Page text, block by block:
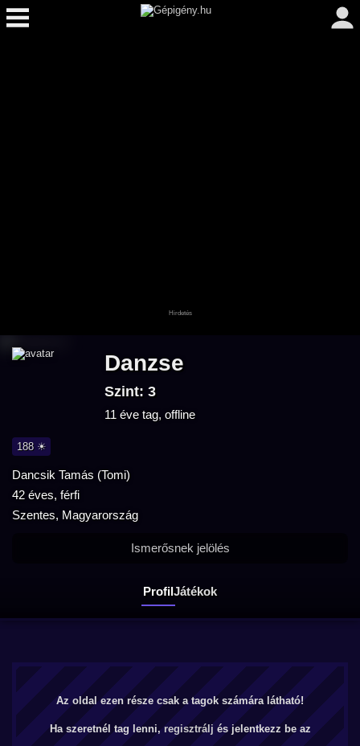
Danzse
Szint: 3
11 éve tag, offline
188 ☀
Dancsik Tamás (Tomi)
42 éves, férfi
Szentes, Magyarország
ProfilJátékok
Ismerősnek jelölés
Az oldal ezen része csak a tagok számára látható!
Ha szeretnél tag lenni, regisztrálj és jelentkezz be az